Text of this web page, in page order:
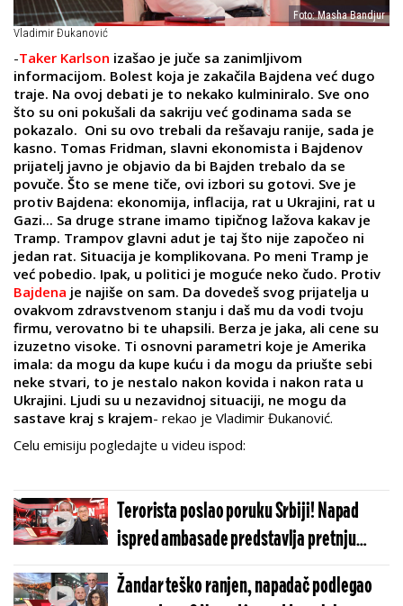
Foto: Masha Bandjur
Vladimir Đukanović
-Taker Karlson izašao je juče sa zanimljivom
informacijom. Bolest koja je zakačila Bajdena već dugo
traje. Na ovoj debati je to nekako kulminiralo. Sve ono
što su oni pokušali da sakriju već godinama sada se
pokazalo. Oni su ovo trebali da rešavaju ranije, sada je
kasno. Tomas Fridman, slavni ekonomista i Bajdenov
prijatelj javno je objavio da bi Bajden trebalo da se
povuče. Što se mene tiče, ovi izbori su gotovi. Sve je
protiv Bajdena: ekonomija, inflacija, rat u Ukrajini, rat u
Gazi... Sa druge strane imamo tipičnog lažova kakav je
Tramp. Trampov glavni adut je taj što nije započeo ni
jedan rat. Situacija je komplikovana. Po meni Tramp je
već pobedio. Ipak, u politici je moguće neko čudo. Protiv
Bajdena je najiše on sam. Da dovedeš svog prijatelja u
ovakvom zdravstvenom stanju i daš mu da vodi tvoju
firmu, verovatno bi te uhapsili. Berza je jaka, ali cene su
izuzetno visoke. Ti osnovni parametri koje je Amerika
imala: da mogu da kupe kuću i da mogu da priušte sebi
neke stvari, to je nestalo nakon kovida i nakon rata u
Ukrajini. Ljudi su u nezavidnoj situaciji, ne mogu da
sastave kraj s krajem- rekao je Vladimir Đukanović.
Celu emisiju pogledajte u videu ispod:
Terorista poslao poruku Srbiji! Napad
ispred ambasade predstavlja pretnju
našoj zemlji! (VIDEO)
Žandar teško ranjen, napadač podlegao